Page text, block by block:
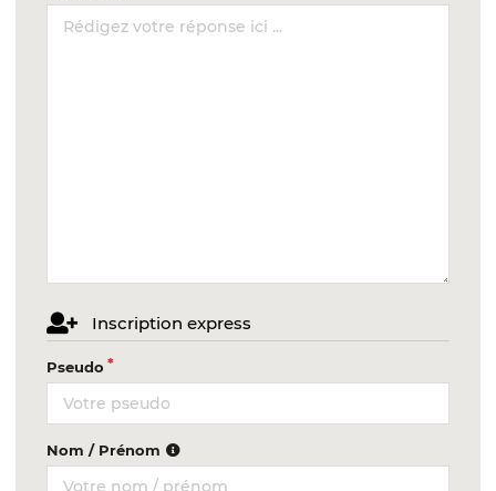
Inscription express
Pseudo
Nom / Prénom